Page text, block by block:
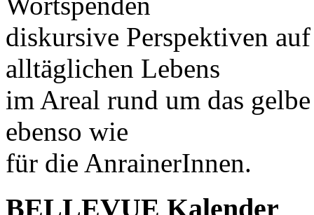
diskursive Perspektiven
alltäglichen Lebens
im Areal rund um das
ebenso wie
für die AnrainerInnen.
BELLEVUE Kalender